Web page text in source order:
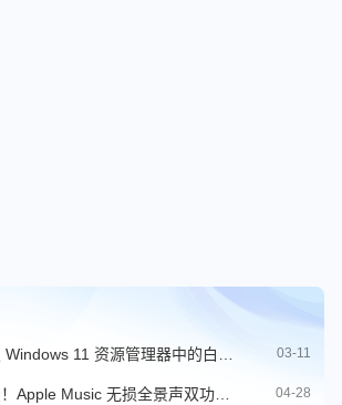
微软持续修复 Windows 11 资源管理器中的白屏闪烁问题 03-11
无需额外付费！Apple Music 无损全景声双功能有何不同 04-28